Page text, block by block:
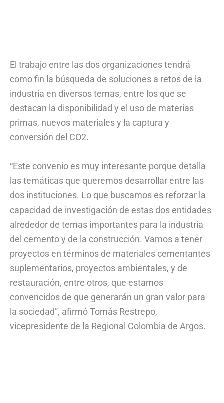
El trabajo entre las dos organizaciones tendrá
como fin la búsqueda de soluciones a retos de la
industria en diversos temas, entre los que se
destacan la disponibilidad y el uso de materias
primas, nuevos materiales y la captura y
conversión del CO2.
“Este convenio es muy interesante porque detalla
las temáticas que queremos desarrollar entre las
dos instituciones. Lo que buscamos es reforzar la
capacidad de investigación de estas dos entidades
alrededor de temas importantes para la industria
del cemento y de la construcción. Vamos a tener
proyectos en términos de materiales cementantes
suplementarios, proyectos ambientales, y de
restauración, entre otros, que estamos
convencidos de que generarán un gran valor para
la sociedad”, afirmó Tomás Restrepo,
vicepresidente de la Regional Colombia de Argos.